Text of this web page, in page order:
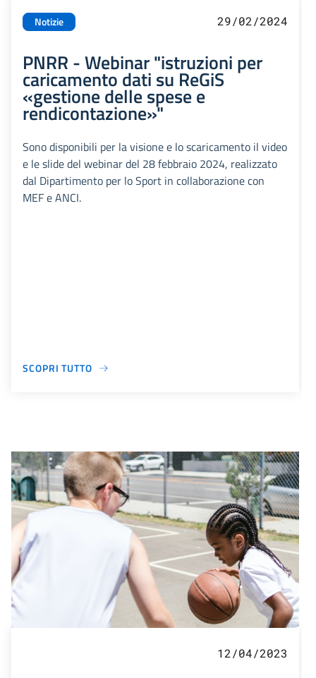
Notizie 29/02/2024
PNRR - Webinar "istruzioni per
caricamento dati su ReGiS
«gestione delle spese e
rendicontazione»"
Sono disponibili per la visione e lo scaricamento il video
e le slide del webinar del 28 febbraio 2024, realizzato
dal Dipartimento per lo Sport in collaborazione con
MEF e ANCI.
SCOPRI TUTTO
12/04/2023